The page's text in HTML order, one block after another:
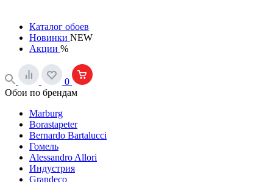
Каталог обоев
Новинки NEW
Акции %
0
Обои по брендам
Marburg
Borastapeter
Bernardo Bartalucci
Гомель
Alessandro Allori
Индустрия
Grandeco